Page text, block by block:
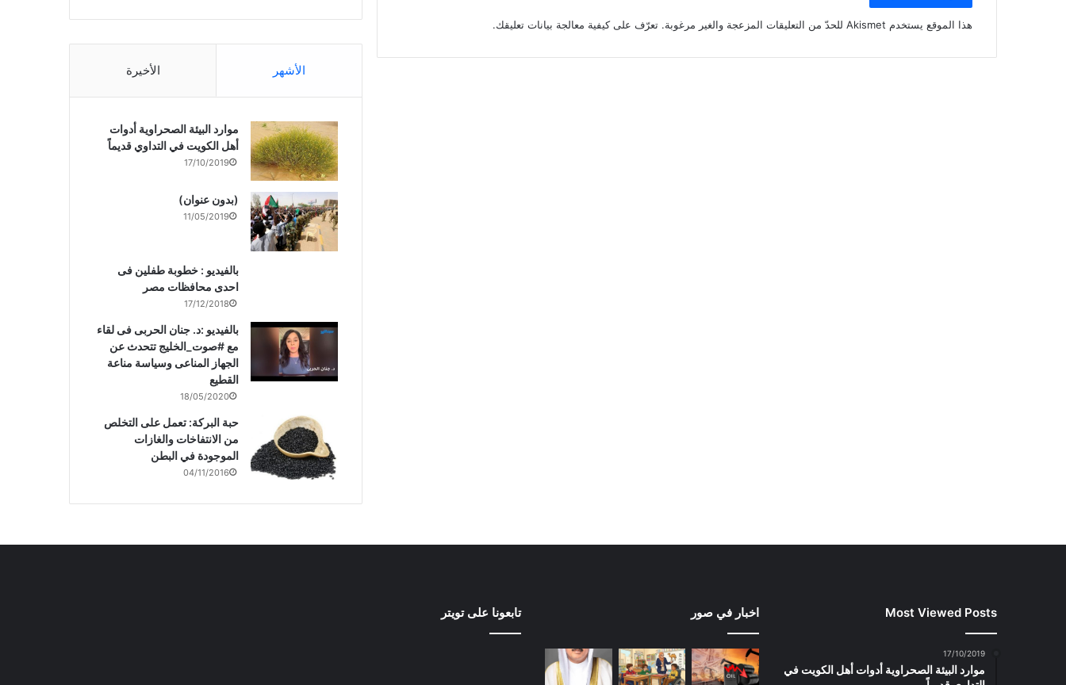
هذا الموقع يستخدم Akismet للحدّ من التعليقات المزعجة والغير مرغوبة. تعرّف على كيفية معالجة بيانات تعليقك.
الأشهر الأخيرة
موارد البيئة الصحراوية أدوات
أهل الكويت في التداوي قديماً
17/10/2019
(بدون عنوان)
11/05/2019
بالفيديو : خطوبة طفلين فى
احدى محافظات مصر
17/12/2018
بالفيديو :د. جنان الحربى فى لقاء
مع #صوت_الخليج تتحدث عن
الجهاز المناعى وسياسة مناعة
القطيع
18/05/2020
حبة البركة: تعمل على التخلص
من الانتفاخات والغازات
الموجودة في البطن
04/11/2016
Most Viewed Posts
17/10/2019
موارد البيئة الصحراوية أدوات أهل الكويت في
اخبار في صور تابعونا على تويتر